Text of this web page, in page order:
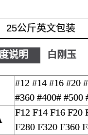
斤英文包装
说明 白刚玉
#12 #14 #16 #20
#360 #400# #500
F12 F14 F16 F20
F280 F320 F360